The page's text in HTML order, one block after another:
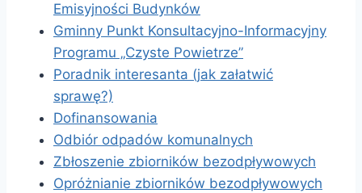
Emisyjności Budynków
Gminny Punkt Konsultacyjno-Informacyjny
Programu „Czyste Powietrze”
Poradnik interesanta (jak załatwić
sprawę?)
Dofinansowania
Odbiór odpadów komunalnych
Zbłoszenie zbiorników bezodpływowych
Opróżnianie zbiorników bezodpływowych